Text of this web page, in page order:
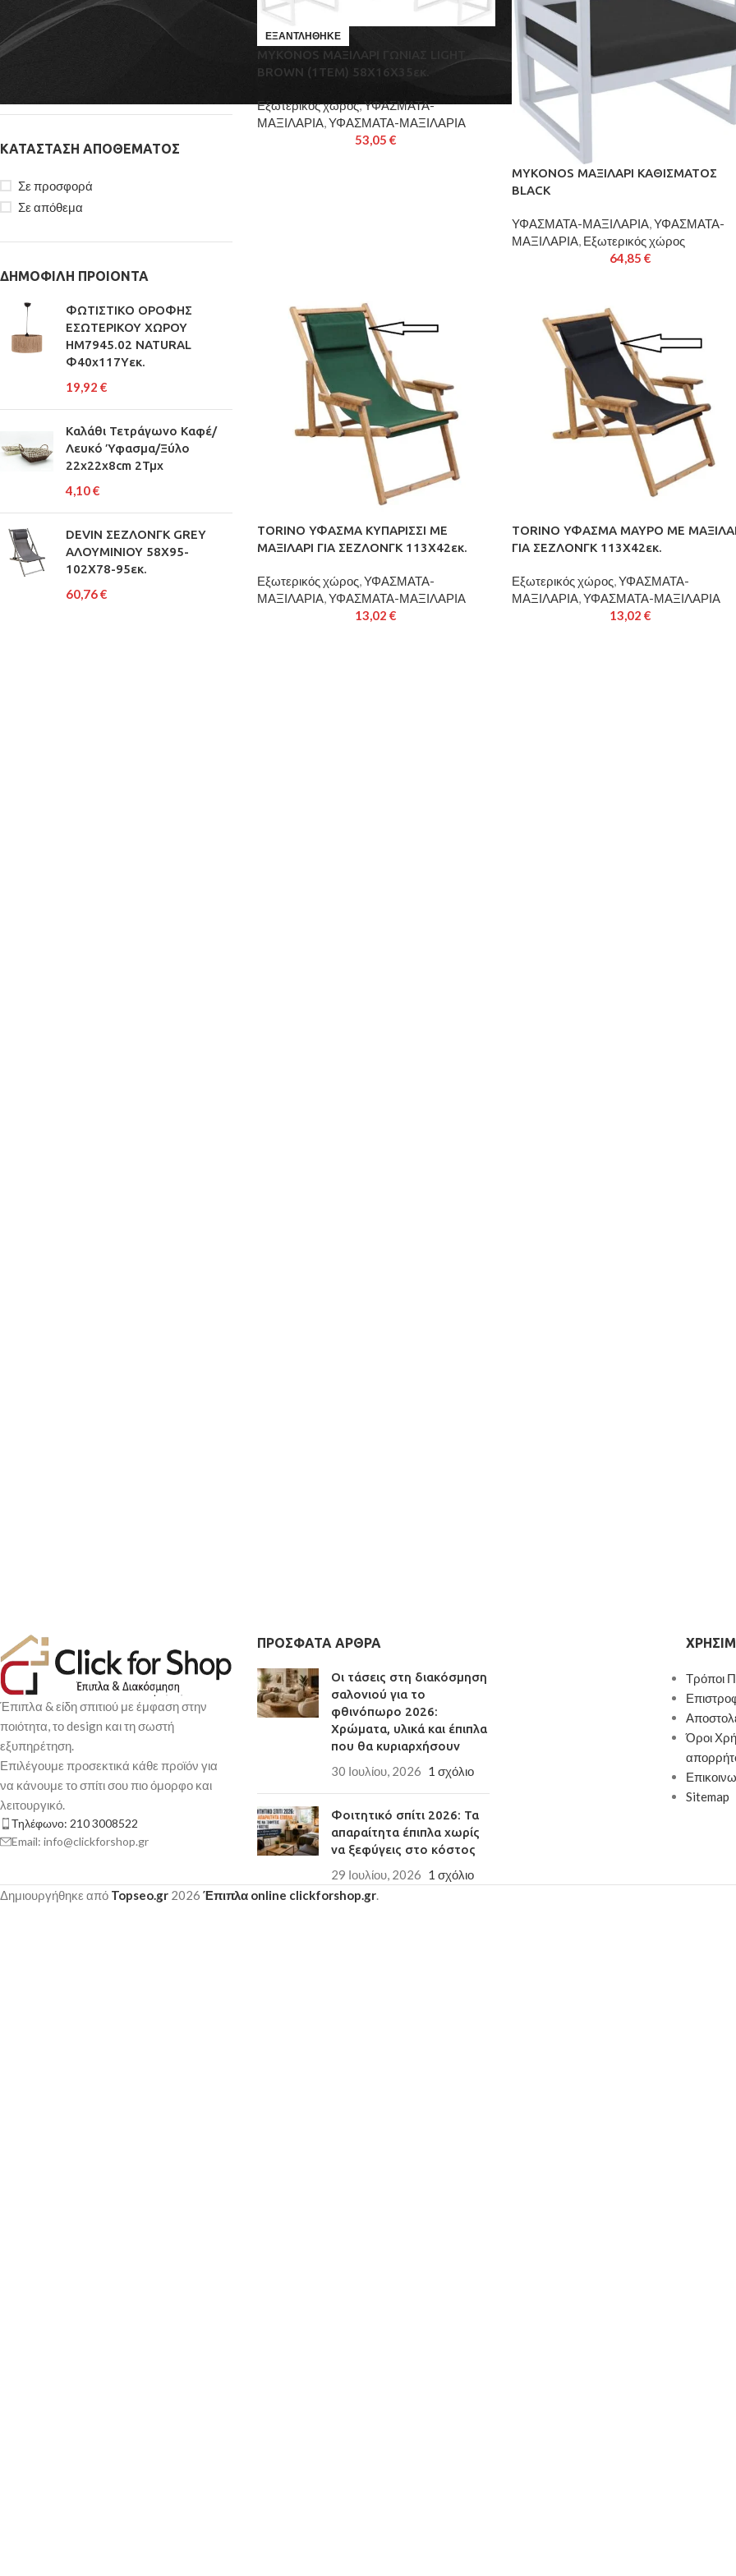
ΦΊΛΤΡΟ ΜΕ ΒΆΣΗ BRAND
SIESTA
ΚΑΤΆΣΤΑΣΗ ΑΠΟΘΈΜΑΤΟΣ
Σε προσφορά
Σε απόθεμα
ΔΗΜΟΦΙΛΗ ΠΡΟΙΟΝΤΑ
ΦΩΤΙΣΤΙΚΟ ΟΡΟΦΗΣ
ΕΣΩΤΕΡΙΚΟΥ ΧΩΡΟΥ
HM7945.02 NATURAL
Φ40x117Yεκ.
19,92 €
Καλάθι Τετράγωνο Καφέ/
Λευκό Ύφασμα/Ξύλο
22x22x8cm 2Τμχ
4,10€
DEVIN ΣΕΖΛΟΝΓΚ GREY
ΑΛΟΥΜΙΝΙΟΥ 58X95-
102X78-95εκ.
60,76€
ΕΞΑΝΤΛΉΘΗΚΕ
MYKONOS ΜΑΞΙΛΑΡΙ ΓΩΝΙΑΣ LIGHT
BROWN (1ΤΕΜ) 58Χ16Χ35εκ.
Εξωτερικός χώρος,ΥΦΑΣΜΑΤΑ-
ΜΑΞΙΛΑΡΙΑ,ΥΦΑΣΜΑΤΑ-ΜΑΞΙΛΑΡΙΑ
53,05€
MYKONOS ΜΑΞΙΛΑΡΙ ΚΑΘΙΣΜΑΤΟΣ
BLACK
ΥΦΑΣΜΑΤΑ-ΜΑΞΙΛΑΡΙΑ,ΥΦΑΣΜΑΤΑ-
ΜΑΞΙΛΑΡΙΑ, Εξωτερικός χώρος
64,85 €
TORINO ΥΦΑΣΜΑ ΚΥΠΑΡΙΣΣΙ ΜΕ
ΜΑΞΙΛΑΡΙ ΓΙΑ ΣΕΖΛΟΝΓΚ 113X42εκ.
Εξωτερικός χώρος, ΥΦΑΣΜΑΤΑ-
ΜΑΞΙΛΑΡΙΑ ΥΦΑΣΜΑΤΑ-ΜΑΞΙΛΑΡΙΑ
13,02€
TORINO ΥΦΑΣΜΑ ΜΑΥΡΟ ΜΕ
ΓΙΑ ΣΕΖΛΟΝΓΚ 113X42εκ.
Εξωτερικός χώρος, ΥΦΑΣΜΑΤΑ-
ΜΑΞΙΛΑΡΙΑ ΥΦΑΣΜΑΤΑ-ΜΑΞΙΛΑΡΙΑ
13,02 €
Έπιπλα & είδη σπιτιού με έμφαση στην
ποιότητα, το design και τη σωστή
εξυπηρέτηση.
Επιλέγουμε προσεκτικά κάθε προϊόν για
να κάνουμε το σπίτι σου πιο όμορφο και
λειτουργικό.
Τηλέφωνο: 210 3008522
Email: info@clickforshop.gr
ΠΡΌΣΦΑΤΑ ΆΡΘΡΑ
Οι τάσεις στη διακόσμηση
σαλονιού για το
φθινόπωρο 2026:
Χρώματα, υλικά και έπιπλα
που θα κυριαρχήσουν
30 Ιουλίου, 2026 1 σχόλιο
Φοιτητικό σπίτι 2026: Τα
απαραίτητα έπιπλα χωρίς
να ξεφύγεις στο κόστος
29 Ιουλίου, 2026 1 σχόλιο
Τρόποι
Όροι
Sitemap
Δημιουργήθηκε από Topseo.gr 2026 Έπιπλα online clickforshop.gr.